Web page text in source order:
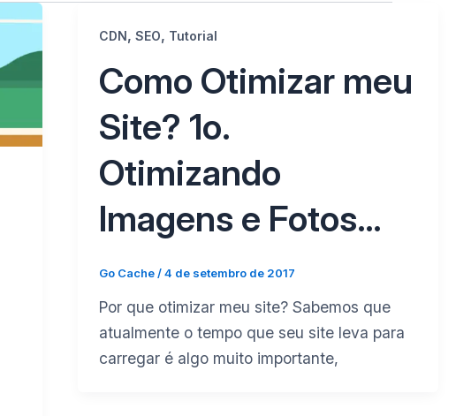
CDN, SEO, Tutorial
Como Otimizar meu
Site? 1o.
Otimizando
Imagens e Fotos…
Go Cache/4 de setembro de 2017
Por que otimizar meu site? Sabemos que
atualmente o tempo que seu site leva para
carregar é algo muito importante,